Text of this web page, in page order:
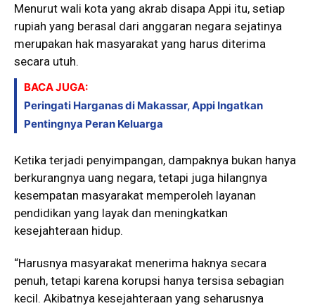
Menurut wali kota yang akrab disapa Appi itu, setiap
rupiah yang berasal dari anggaran negara sejatinya
merupakan hak masyarakat yang harus diterima
secara utuh.
BACA JUGA:
Peringati Harganas di Makassar, Appi Ingatkan
Pentingnya Peran Keluarga
Ketika terjadi penyimpangan, dampaknya bukan hanya
berkurangnya uang negara, tetapi juga hilangnya
kesempatan masyarakat memperoleh layanan
pendidikan yang layak dan meningkatkan
kesejahteraan hidup.
“Harusnya masyarakat menerima haknya secara
penuh, tetapi karena korupsi hanya tersisa sebagian
kecil. Akibatnya kesejahteraan yang seharusnya